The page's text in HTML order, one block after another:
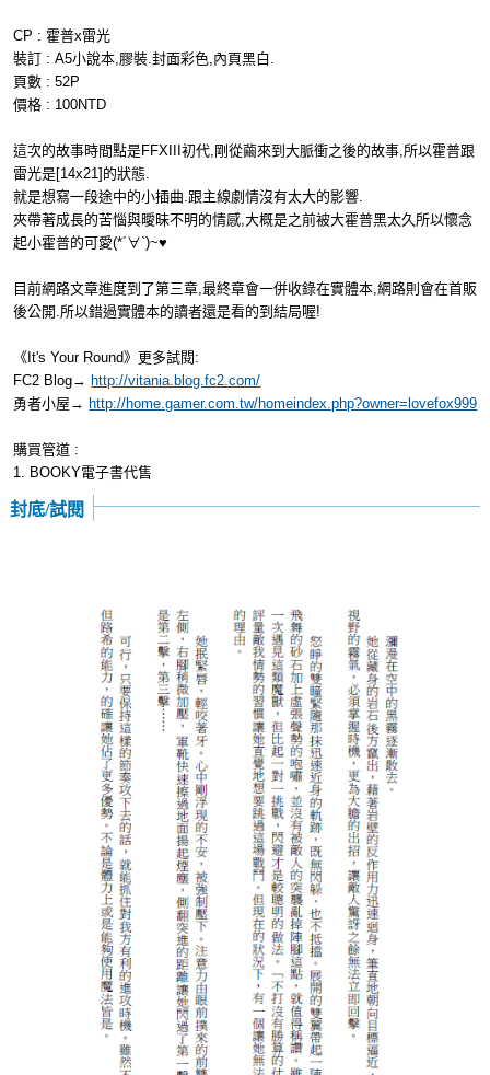
CP : 霍普x雷光
裝訂 : A5小說本,膠裝.封面彩色,內頁黑白.
頁數 : 52P
價格 : 100NTD
這次的故事時間點是FFXIII初代,剛從繭來到大脈衝之後的故事,所以霍普跟
雷光是[14x21]的狀態.
就是想寫一段途中的小插曲.跟主線劇情沒有太大的影響.
夾帶著成長的苦惱與曖昧不明的情感,大概是之前被大霍普黑太久所以懷念
起小霍普的可愛(*´∀`)~♥
目前網路文章進度到了第三章,最終章會一併收錄在實體本,網路則會在首販
後公開.所以錯過實體本的讀者還是看的到結局喔!
《It's Your Round》更多試閱:
FC2 Blog→ http://vitania.blog.fc2.com/
勇者小屋→ http://home.gamer.com.tw/homeindex.php?owner=lovefox999
購買管道 :
1. BOOKY電子書代售
封底/試閱